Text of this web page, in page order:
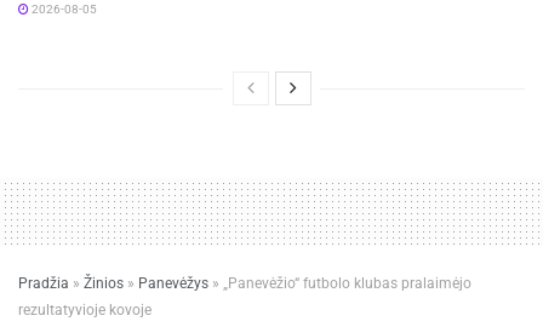
2026-08-05
Pradžia » Žinios » Panevėžys » „Panevėžio“ futbolo klubas pralaimėjo
rezultatyvioje kovoje